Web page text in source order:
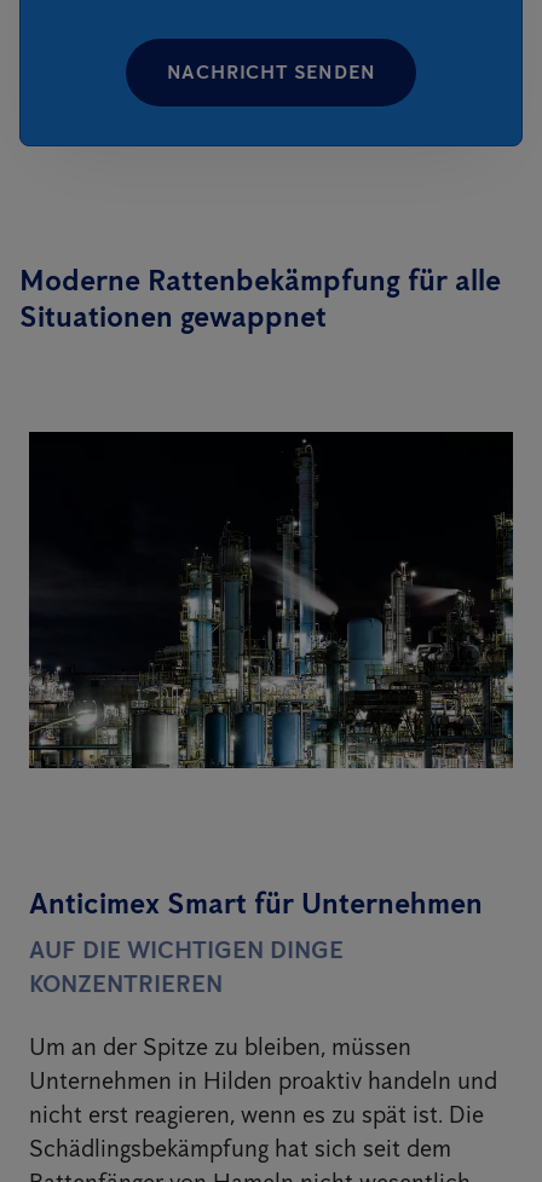
NACHRICHT SENDEN
Moderne Rattenbekämpfung für alle
Situationen gewappnet
Anticimex Smart für Unternehmen
AUF DIE WICHTIGEN DINGE
KONZENTRIEREN
Um an der Spitze zu bleiben, müssen
Unternehmen in Hilden proaktiv handeln und
nicht erst reagieren, wenn es zu spät ist. Die
Schädlingsbekämpfung hat sich seit dem